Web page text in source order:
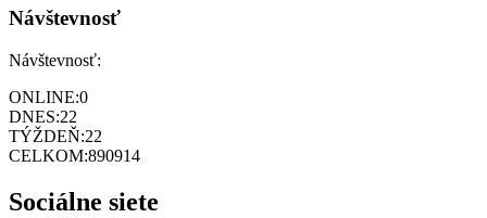
Návštevnosť
Návštevnosť:
ONLINE:0
DNES:22
TÝŽDEŇ:22
CELKOM:890914
Sociálne siete